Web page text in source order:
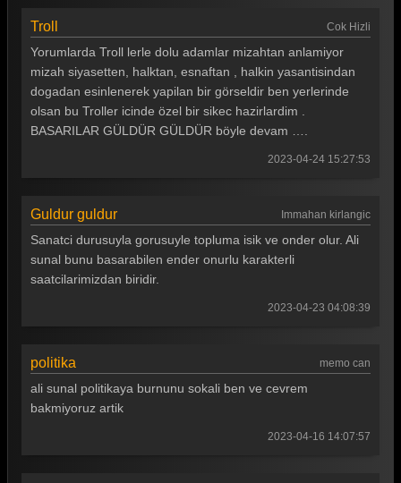
Troll Cok Hizli
Yorumlarda Troll lerle dolu adamlar mizahtan anlamiyor
mizah siyasetten, halktan, esnaftan , halkin yasantisindan
dogadan esinlenerek yapilan bir görseldir ben yerlerinde
olsan bu Troller icinde özel bir sikec hazirlardim .
BASARILAR GÜLDÜR GÜLDÜR böyle devam ….
2023-04-24 15:27:53
Guldur guldur Immahan kirlangic
Sanatci durusuyla gorusuyle topluma isik ve onder olur. Ali
sunal bunu basarabilen ender onurlu karakterli
saatcilarimizdan biridir.
2023-04-23 04:08:39
politika memo can
ali sunal politikaya burnunu sokali ben ve cevrem
bakmiyoruz artik
2023-04-16 14:07:57